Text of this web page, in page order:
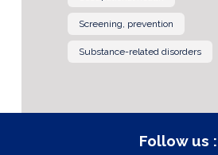
Screening, prevention
Substance-related disorders
Follow us :